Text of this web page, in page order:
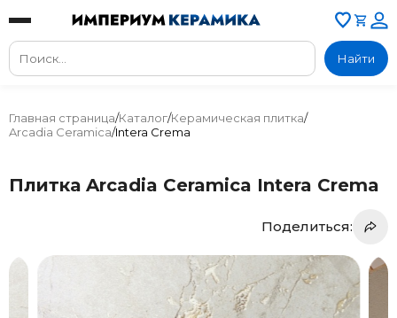
Найти
Главная страница/Каталог/Керамическая плитка/
Arcadia Ceramica/Intera Crema
Плитка Arcadia Ceramica Intera Crema
Поделиться: